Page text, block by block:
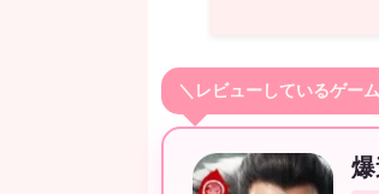
＼レビューしているゲー